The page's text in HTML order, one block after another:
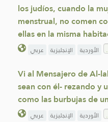
los judíos, cuando la
menstrual, no comen
ellas en la misma
عربي الإنجليزية الأوردية
Vi al Mensajero de Al-
sean con él- rezando y
como las burbujas de
عربي الإنجليزية الأوردية